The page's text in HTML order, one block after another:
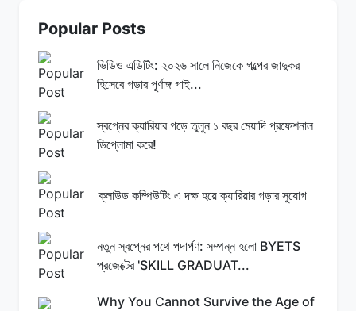
Popular Posts
ভিডিও এডিটিং: ২০২৬ সালে নিজেকে গল্পের জাদুকর
হিসেবে গড়ার পূর্ণাঙ্গ গাই...
স্বপ্নের ক্যারিয়ার গড়ে তুলুন ১ বছর মেয়াদি প্রফেশনাল
ডিপ্লোমা করে!
ক্লাউড কম্পিউটিং এ দক্ষ হয়ে ক্যারিয়ার গড়ার সুযোগ
নতুন স্বপ্নের পথে পদার্পণ: সম্পন্ন হলো BYETS
প্রজেক্টের 'SKILL GRADUAT...
Why You Cannot Survive the Age of